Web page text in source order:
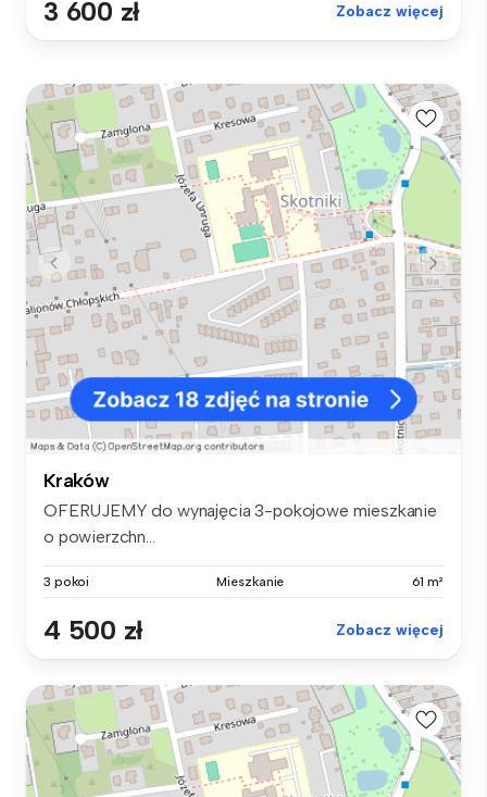
3 600 zł Zobacz więcej
Kraków
OFERUJEMY do wynajęcia 3-pokojowe mieszkanie
o powierzchn...
3 pokoi Mieszkanie 61 m²
4 500 zł Zobacz więcej